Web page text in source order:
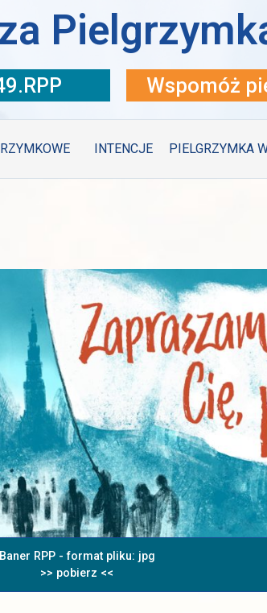
Wspomóż
INTENCJE PIELGRZYMKA
Baner RPP - format pliku: jpg
>> pobierz <<